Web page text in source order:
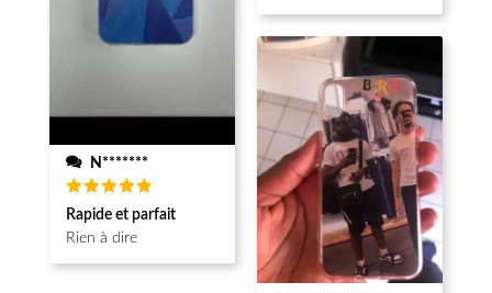
N*******
Note5
sur 5
Rapide et parfait
Rien à dire